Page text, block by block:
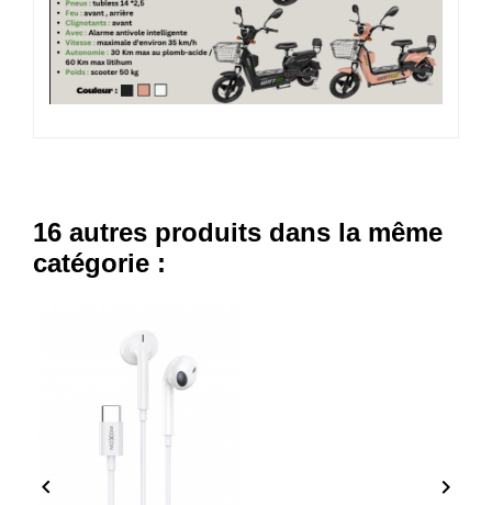
16 autres produits dans la même
catégorie :
 